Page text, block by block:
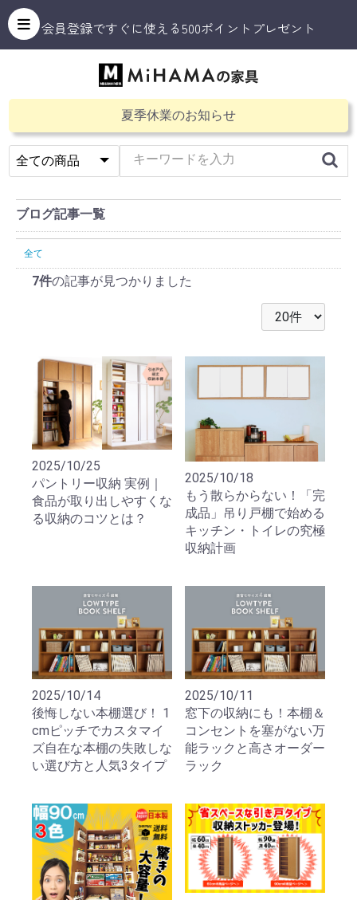
会員登録ですぐに使える500ポイントプレゼント
夏季休業のお知らせ
ブログ記事一覧
全て
7件の記事が見つかりました
2025/10/25
パントリー収納 実例｜
食品が取り出しやすくな
る収納のコツとは？
2025/10/18
もう散らからない！「完
成品」吊り戸棚で始める
キッチン・トイレの究極
収納計画
2025/10/14
後悔しない本棚選び！ 1
cmピッチでカスタマイ
ズ自在な本棚の失敗しな
い選び方と人気3タイプ
2025/10/11
窓下の収納にも！本棚＆
コンセントを塞がない万
能ラックと高さオーダー
ラック